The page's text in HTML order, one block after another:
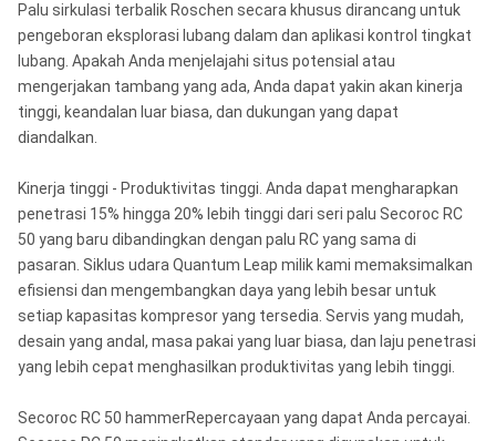
Palu sirkulasi terbalik Roschen secara khusus dirancang untuk
pengeboran eksplorasi lubang dalam dan aplikasi kontrol tingkat
lubang. Apakah Anda menjelajahi situs potensial atau
mengerjakan tambang yang ada, Anda dapat yakin akan kinerja
tinggi, keandalan luar biasa, dan dukungan yang dapat
diandalkan.
Kinerja tinggi - Produktivitas tinggi. Anda dapat mengharapkan
penetrasi 15% hingga 20% lebih tinggi dari seri palu Secoroc RC
50 yang baru dibandingkan dengan palu RC yang sama di
pasaran. Siklus udara Quantum Leap milik kami memaksimalkan
efisiensi dan mengembangkan daya yang lebih besar untuk
setiap kapasitas kompresor yang tersedia. Servis yang mudah,
desain yang andal, masa pakai yang luar biasa, dan laju penetrasi
yang lebih cepat menghasilkan produktivitas yang lebih tinggi.
Secoroc RC 50 hammerRepercayaan yang dapat Anda percayai.